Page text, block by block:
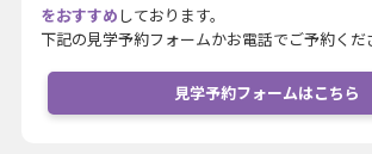
をおすすめ しております。
下記の見学予約フォームかお電話でご予約くだ
見学予約フォームはこちら